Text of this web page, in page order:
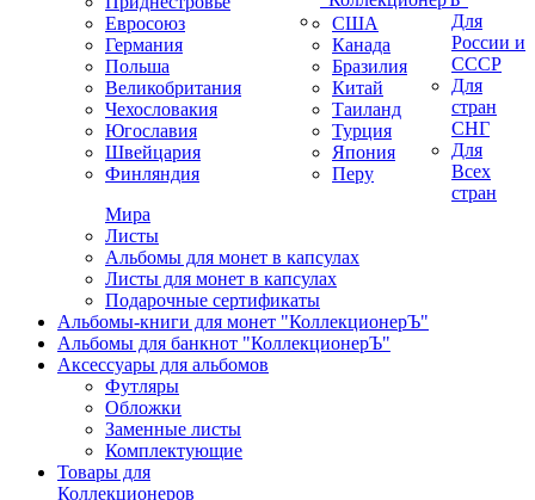
Евросоюз
Германия
Польша
Великобритания
Чехословакия
Югославия
Швейцария
Финляндия
США
Канада
Бразилия
Китай
Таиланд
Турция
Япония
Перу
Для
России и
СССР
Для
стран
СНГ
Для
Всех
стран
Мира
Листы
Альбомы для монет в капсулах
Листы для монет в капсулах
Подарочные сертификаты
Альбомы-книги для монет "КоллекционерЪ"
Альбомы для банкнот "КоллекционерЪ"
Аксессуары для альбомов
Футляры
Обложки
Заменные листы
Комплектующие
Товары для
Коллекционеров